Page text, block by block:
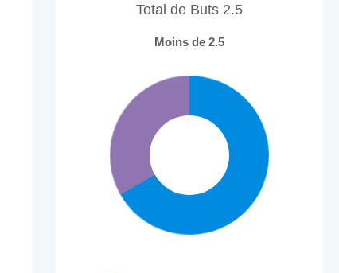
Total de Buts 2.5
Moins de 2.5